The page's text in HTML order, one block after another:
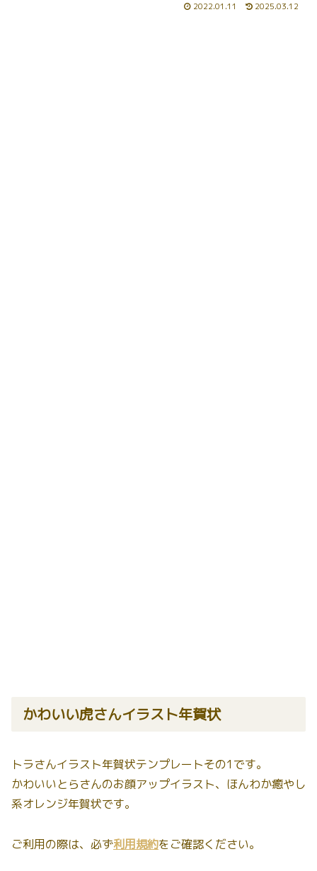
2022.01.11 2025.03.12
かわいい虎さんイラスト年賀状
トラさんイラスト年賀状テンプレートその1です。
かわいいとらさんのお顔アップイラスト、ほんわか癒やし
系オレンジ年賀状です。
ご利用の際は、必ず利用規約をご確認ください。